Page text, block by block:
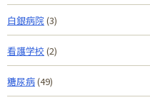
白銀病院 (3)
看護学校 (2)
糖尿病(49)